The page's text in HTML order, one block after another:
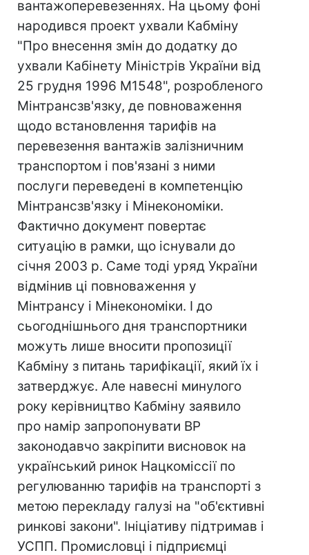
вантажоперевезеннях. На цьому фоні
народився проект ухвали Кабміну
"Про внесення змін до додатку до
ухвали Кабінету Міністрів України від
25 грудня 1996 M1548", розробленого
Мінтрансзв'язку, де повноваження
щодо встановлення тарифів на
перевезення вантажів залізничним
транспортом і пов'язані з ними
послуги переведені в компетенцію
Мінтрансзв'язку і Мінекономіки.
Фактично документ повертає
ситуацію в рамки, що існували до
січня 2003 р. Саме тоді уряд України
відмінив ці повноваження у
Мінтрансу і Мінекономіки. І до
сьогоднішнього дня транспортники
можуть лише вносити пропозиції
Кабміну з питань тарифікації, який їх і
затверджує. Але навесні минулого
року керівництво Кабміну заявило
про намір запропонувати ВР
законодавчо закріпити висновок на
український ринок Нацкоміссії по
регулюванню тарифів на транспорті з
метою перекладу галузі на "об'єктивні
ринкові закони". Ініціативу підтримав і
УСПП. Промисловці і підприємці